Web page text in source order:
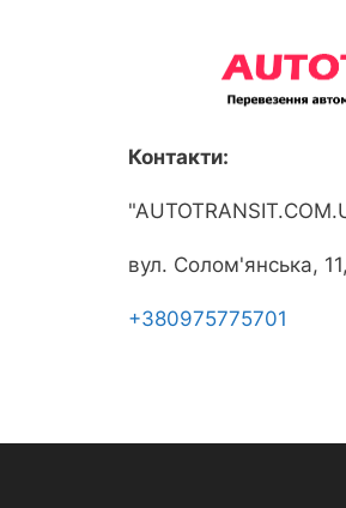
Контакти:
вул. Солом'янська,
+380975775701